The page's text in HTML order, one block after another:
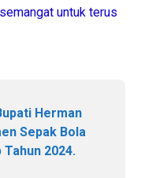
untuk terus
Herman
Sepak Bola
Tahun 2024.